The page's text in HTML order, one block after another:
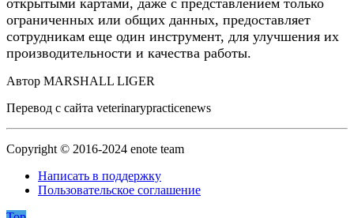
ограниченных или общих данных, предоставляет
сотрудникам еще один инструмент, для улучшения их
производительности и качества работы.
Автор MARSHALL LIGER
Перевод с сайта veterinarypracticenews
Copyright © 2016-2024 enote team
Написать в поддержку
Пользовательское соглашение